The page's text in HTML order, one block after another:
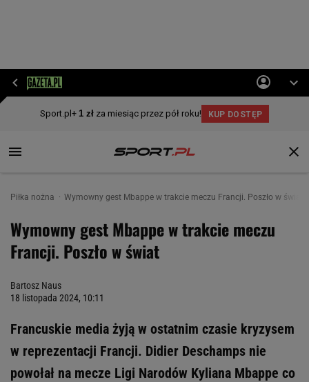
Piłka nożna Wymowny gest Mbappe w trakcie meczu Francji. Poszło w świat
Wymowny gest Mbappe w trakcie meczu
Francji. Poszło w świat
Bartosz Naus
18 listopada 2024, 10:11
Francuskie media żyją w ostatnim czasie kryzysem
w reprezentacji Francji. Didier Deschamps nie
powołał na mecze Ligi Narodów Kyliana Mbappe co